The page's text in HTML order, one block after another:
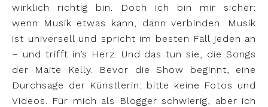
wirklich richtig bin. Doch ich bin mir sicher:
wenn Musik etwas kann, dann verbinden. Musik
ist universell und spricht im besten Fall jeden an
– und trifft in’s Herz. Und das tun sie, die Songs
der Maite Kelly. Bevor die Show beginnt, eine
Durchsage der Künstlerin: bitte keine Fotos und
Videos. Für mich als Blogger schwierig, aber ich